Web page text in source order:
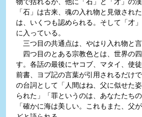
「石」は古来、魂の入れ物と見做され
は、いくつも認められる。そして「才
に入っている。
三つ目の共通点は、やはり入れ物と言
四つ目のとある宗教色とは、世界の
す。各話の最後にヤコブ、マタイ、使
前書、ヨブ記の言葉が引用されるだけ
の台詞として「人間はね、父に似せた
られた」「罪というのは、あなたたち
「確かに海は美しい。これもまた、父